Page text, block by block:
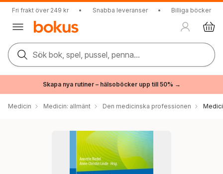
Fri frakt över 249 kr • Snabba leveranser • Billiga böcker
Sök bok, spel, pussel, penna...
Skapa nya rutiner – hälsoböcker upp till 50% →
Medicin Medicin: allmänt Den medicinska professionen